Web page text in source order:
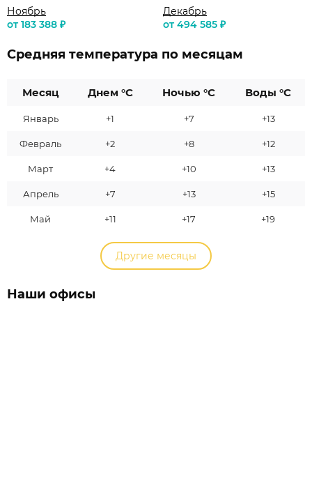
Ноябрь
от 183 388 ₽
Декабрь
от 494 585 ₽
Средняя температура по месяцам
Месяц Днем °C Ночью °C Воды °C
Январь +1 +7 +13
Февраль +2 +8 +12
Март +4 +10 +13
Апрель +7 +13 +15
Май +11 +17 +19
Другие месяцы
Наши офисы